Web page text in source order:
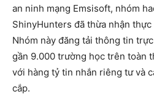
an ninh mạng Emsisoft, nhóm
ShinyHunters đã thừa nhận
Nhóm này đăng tải thông tin
gần 9.000 trường học trên toàn
với hàng tỷ tin nhắn riêng tư và
cắp.